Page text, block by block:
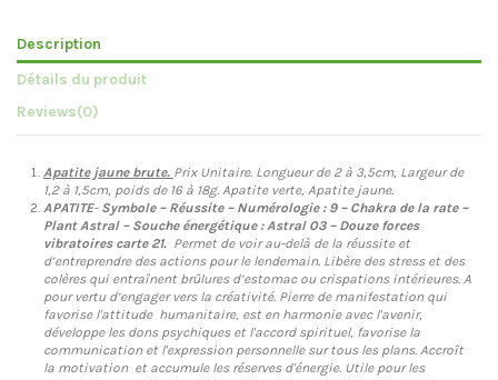
Description
Détails du produit
Reviews(0)
Apatite jaune brute. Prix Unitaire. Longueur de 2 à 3,5cm, Largeur de
1,2 à 1,5cm, poids de 16 à 18g. Apatite verte, Apatite jaune.
APATITE- Symbole – Réussite – Numérologie : 9 – Chakra de la rate –
Plant Astral – Souche énergétique : Astral 03 – Douze forces
vibratoires carte 21. Permet de voir au-delà de la réussite et
d’entreprendre des actions pour le lendemain. Libère des stress et des
colères qui entraînent brûlures d’estomac ou crispations intérieures. A
pour vertu d’engager vers la créativité. Pierre de manifestation qui
favorise l'attitude humanitaire, est en harmonie avec l'avenir,
développe les dons psychiques et l'accord spirituel, favorise la
communication et l'expression personnelle sur tous les plans. Accroît
la motivation et accumule les réserves d'énergie. Utile pour les